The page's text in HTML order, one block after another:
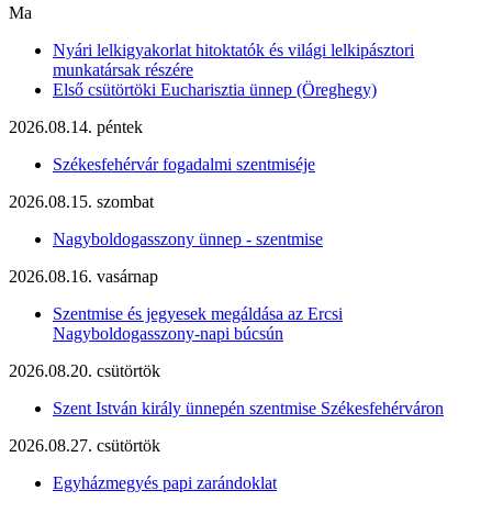
Ma
Nyári lelkigyakorlat hitoktatók és világi lelkipásztori
munkatársak részére
Első csütörtöki Eucharisztia ünnep (Öreghegy)
2026.08.14. péntek
Székesfehérvár fogadalmi szentmiséje
2026.08.15. szombat
Nagyboldogasszony ünnep - szentmise
2026.08.16. vasárnap
Szentmise és jegyesek megáldása az Ercsi
Nagyboldogasszony-napi búcsún
2026.08.20. csütörtök
Szent István király ünnepén szentmise Székesfehérváron
2026.08.27. csütörtök
Egyházmegyés papi zarándoklat